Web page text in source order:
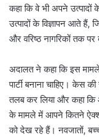
कहा कि वे भी अपने उत्पादों
उत्पादों के विज्ञापन आते हैं,
और वरिष्ठ नागरिकों तक
अदालत ने कहा कि इस मामले
पार्टी बनाना चाहिए। केस
तलब कर लिया और कहा कि
के मामले में आपने कितने
को देख रहे हैं। नवजातों,